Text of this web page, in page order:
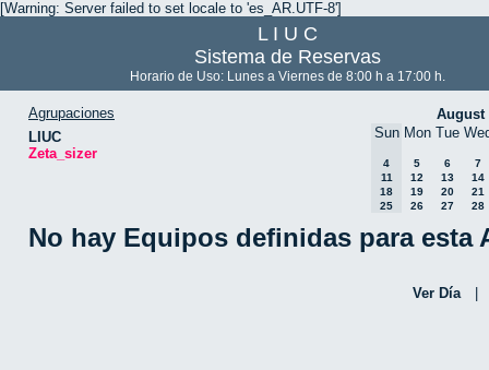
[Warning: Server failed to set locale to 'es_AR.UTF-8']
L I U C
Sistema de Reservas
Horario de Uso: Lunes a Viernes de 8:00 h a 17:00 h.
Agrupaciones
LIUC
Zeta_sizer
August
Sun Mon Tue
4 5 6
7
11
12 13
14
18
19 20
21
25
26 27 28
No hay Equipos definidas para esta
Ver Día |